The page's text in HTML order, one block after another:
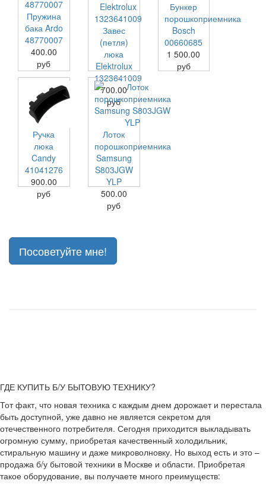
Пружина
бака Ardo
48770007
400.00
руб
Завес
(петля)
люка
Elektrolux
1323641009
700.00
руб
Бункер
порошкоприемника
Bosch
00660685
1 500.00
руб
Ручка
люка
Candy
41041276
900.00
руб
Лоток
порошкоприемника
Samsung
S803JGW
YLP
500.00
руб
Посоветуйте мне!
ГДЕ КУПИТЬ Б/У БЫТОВУЮ ТЕХНИКУ?
Тот факт, что новая техника с каждым днем дорожает и перестала
быть доступной, уже давно не является секретом для
отечественного потребителя. Сегодня приходится выкладывать
огромную сумму, приобретая качественный холодильник,
стиральную машину и даже микроволновку. Но выход есть и это –
продажа б/у бытовой техники в Москве и области. Приобретая
такое оборудование, вы получаете много преимуществ: